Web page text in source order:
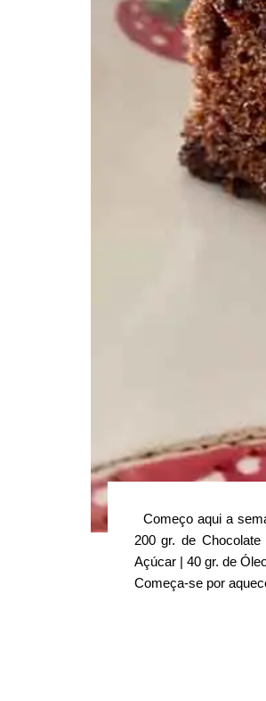
Começo aqui a
200 gr. de
Açúcar | 40 gr. de
Começa-se por